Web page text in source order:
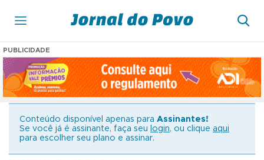
PUBLICIDADE
Conteúdo disponível apenas para Assinantes!
Se você já é assinante, faça seu
login, ou clique aqui
para escolher seu plano e assinar.